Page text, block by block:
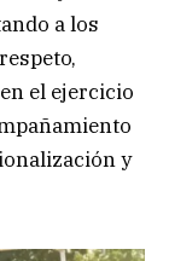
a los
el ejercicio
y